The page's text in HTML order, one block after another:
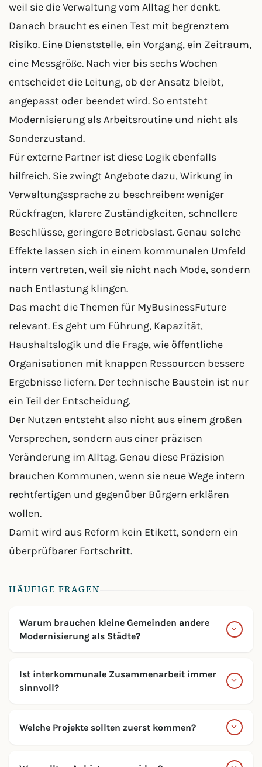
weil sie die Verwaltung vom Alltag her denkt.
Danach braucht es einen Test mit begrenztem
Risiko. Eine Dienststelle, ein Vorgang, ein Zeitraum,
eine Messgröße. Nach vier bis sechs Wochen
entscheidet die Leitung, ob der Ansatz bleibt,
angepasst oder beendet wird. So entsteht
Modernisierung als Arbeitsroutine und nicht als
Sonderzustand.
Für externe Partner ist diese Logik ebenfalls
hilfreich. Sie zwingt Angebote dazu, Wirkung in
Verwaltungssprache zu beschreiben: weniger
Rückfragen, klarere Zuständigkeiten, schnellere
Beschlüsse, geringere Betriebslast. Genau solche
Effekte lassen sich in einem kommunalen Umfeld
intern vertreten, weil sie nicht nach Mode, sondern
nach Entlastung klingen.
Das macht die Themen für MyBusinessFuture
relevant. Es geht um Führung, Kapazität,
Haushaltslogik und die Frage, wie öffentliche
Organisationen mit knappen Ressourcen bessere
Ergebnisse liefern. Der technische Baustein ist nur
ein Teil der Entscheidung.
Der Nutzen entsteht also nicht aus einem großen
Versprechen, sondern aus einer präzisen
Veränderung im Alltag. Genau diese Präzision
brauchen Kommunen, wenn sie neue Wege intern
rechtfertigen und gegenüber Bürgern erklären
wollen.
Damit wird aus Reform kein Etikett, sondern ein
überprüfbarer Fortschritt.
HÄUFIGE FRAGEN
Warum brauchen kleine Gemeinden andere
Modernisierung als Städte?
Ist interkommunale Zusammenarbeit immer
sinnvoll?
Welche Projekte sollten zuerst kommen?